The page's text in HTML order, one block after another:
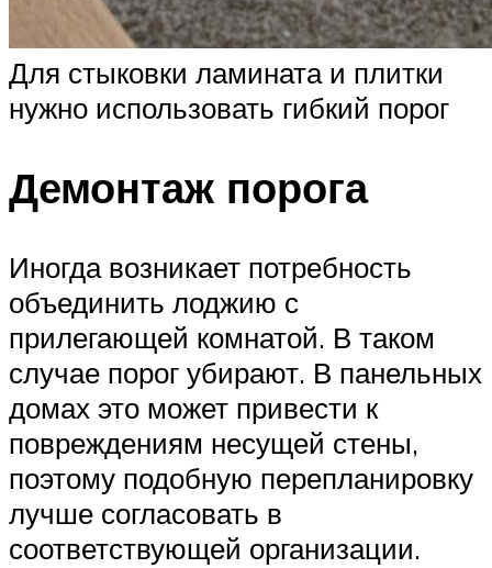
Для стыковки ламината и плитки
нужно использовать гибкий порог
Демонтаж порога
Иногда возникает потребность
объединить лоджию с
прилегающей комнатой. В таком
случае порог убирают. В панельных
домах это может привести к
повреждениям несущей стены,
поэтому подобную перепланировку
лучше согласовать в
соответствующей организации.